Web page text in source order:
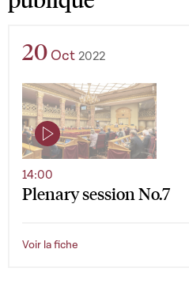
20 Oct 2022
Plenary session No.7
14:00
Voir la fiche